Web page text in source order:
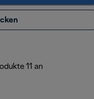
11 an